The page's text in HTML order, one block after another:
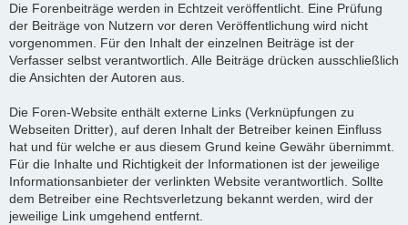
Die Forenbeiträge werden in Echtzeit veröffentlicht. Eine Prüfung
der Beiträge von Nutzern vor deren Veröffentlichung wird nicht
vorgenommen. Für den Inhalt der einzelnen Beiträge ist der
Verfasser selbst verantwortlich. Alle Beiträge drücken ausschließlich
die Ansichten der Autoren aus.
Die Foren-Website enthält externe Links (Verknüpfungen zu
Webseiten Dritter), auf deren Inhalt der Betreiber keinen Einfluss
hat und für welche er aus diesem Grund keine Gewähr übernimmt.
Für die Inhalte und Richtigkeit der Informationen ist der jeweilige
Informationsanbieter der verlinkten Website verantwortlich. Sollte
dem Betreiber eine Rechtsverletzung bekannt werden, wird der
jeweilige Link umgehend entfernt.